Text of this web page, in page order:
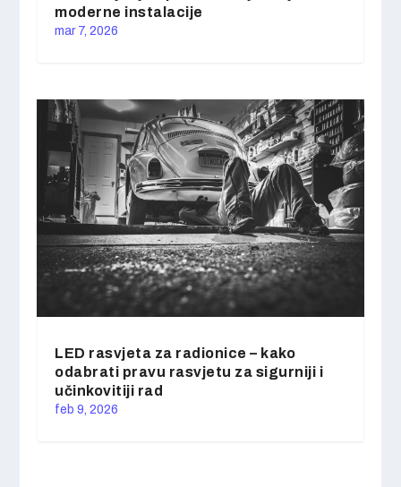
moderne instalacije
mar 7, 2026
LED rasvjeta za radionice – kako
odabrati pravu rasvjetu za sigurniji i
učinkovitiji rad
feb 9, 2026